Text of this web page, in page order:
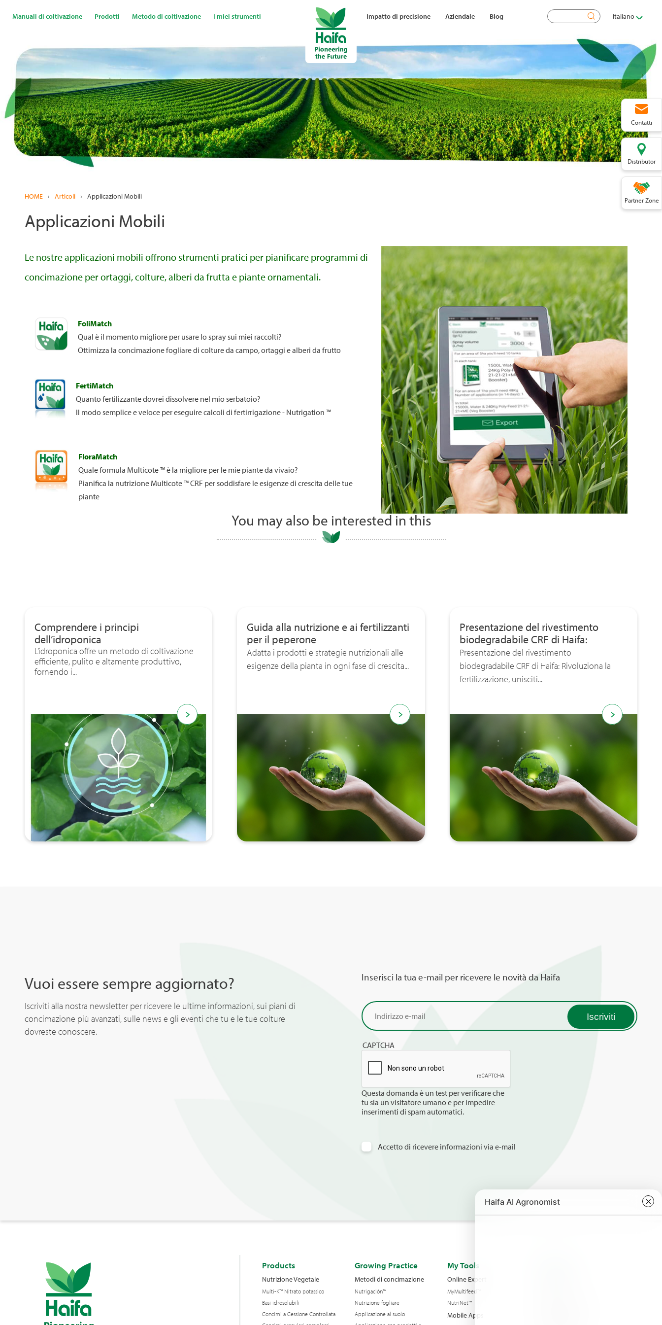
Contatti
Distributor
Partner Zone
Manuali di coltivazione Prodotti Metodo di coltivazione I miei strumenti Impatto di precisione Aziendale Blog Cerca Italiano
HOME › Articoli › Applicazioni Mobili
Applicazioni Mobili
Le nostre applicazioni mobili offrono strumenti pratici per pianificare programmi di
concimazione per ortaggi, colture, alberi da frutta e piante ornamentali.
FoliMatch
Qual è il momento migliore per usare lo spray sui miei raccolti?
Ottimizza la concimazione fogliare di colture da campo, ortaggi e alberi da frutto
FertiMatch
Quanto fertilizzante dovrei dissolvere nel mio serbatoio?
Il modo semplice e veloce per eseguire calcoli di fertirrigazione - Nutrigation ™
FloraMatch
Quale formula Multicote ™ è la migliore per le mie piante da vivaio?
Pianifica la nutrizione Multicote ™ CRF per soddisfare le esigenze di crescita delle tue
piante
You may also be interested in this
Comprendere i principi
dell’idroponica
L’idroponica offre un metodo di coltivazione
efficiente, pulito e altamente produttivo,
fornendo i...
Guida alla nutrizione e ai fertilizzanti
per il peperone
Adatta i prodotti e strategie nutrizionali alle
esigenze della pianta in ogni fase di crescita...
Presentazione del rivestimento
biodegradabile CRF di Haifa:
Presentazione del rivestimento
biodegradabile CRF di Haifa: Rivoluziona la
fertilizzazione, unisciti...
Vuoi essere sempre aggiornato?
Iscriviti alla nostra newsletter per ricevere le ultime informazioni, sui piani di
concimazione più avanzati, sulle news e gli eventi che tu e le tue colture
dovreste conoscere.
Inserisci la tua e-mail per ricevere le novità da Haifa
CAPTCHA
Questa domanda è un test per verificare che
tu sia un visitatore umano e per impedire
inserimenti di spam automatici.
Accetto di ricevere informazioni via e-mail
Products
Nutrizione Vegetale
Multi-K™ Nitrato potassico
Basi idrosolubili
Concimi a Cessione Controllata
Growing Practice
Metodi di concimazione
Nutrigación™
Nutrizione fogliare
Applicazione al suolo
My Tools
Online Expert
MyMultifeed™
NutriNet™
Mobile Apps